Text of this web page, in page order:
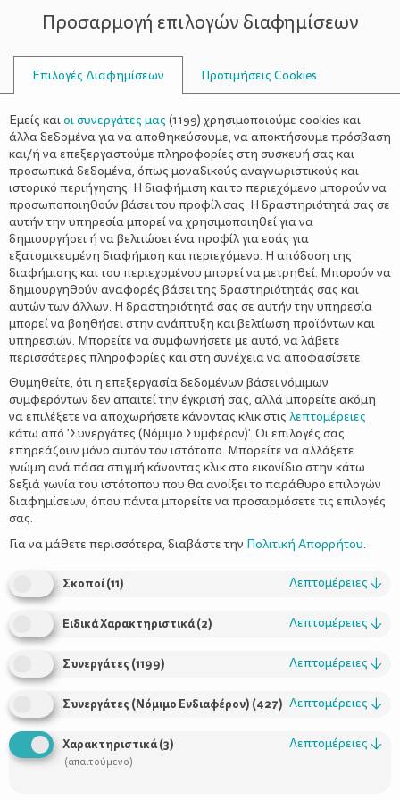
ΣΥΜΒΟΥΛΟΙ
ΔΕΚΑΤΙΑΝΌ
Χειμωνιάτικο Yogurt Parfait. Τέλειο!
Χρήσιμοι Σύνδεσμοι
Τι είναι το ΔΕΛΤΑ moms
Προσαρμογή επιλογών διαφημίσεων
Επιλογές Διαφημίσεων Προτιμήσεις Cookies
Εμείς καιοι συνεργάτες μας (1199) χρησιμοποιούμε cookies και
άλλα δεδομένα για να αποθηκεύσουμε, να αποκτήσουμε πρόσβαση
και/ή να επεξεργαστούμε πληροφορίες στη συσκευή σας και
προσωπικά δεδομένα, όπως μοναδικούς αναγνωριστικούς και
ιστορικό περιήγησης. Η διαφήμιση και το περιεχόμενο μπορούν να
προσωποποιηθούν βάσει του προφίλ σας. Η δραστηριότητά σας σε
αυτήν την υπηρεσία μπορεί να χρησιμοποιηθεί για να
δημιουργήσει ή να βελτιώσει ένα προφίλ για εσάς για
εξατομικευμένη διαφήμιση και περιεχόμενο. Η απόδοση της
διαφήμισης και του περιεχομένου μπορεί να μετρηθεί. Μπορούν να
δημιουργηθούν αναφορές βάσει της δραστηριότητάς σας και
αυτών των άλλων. Η δραστηριότητά σας σε αυτήν την υπηρεσία
μπορεί να βοηθήσει στην ανάπτυξη και βελτίωση προϊόντων και
υπηρεσιών. Μπορείτε να συμφωνήσετε με αυτό, να λάβετε
περισσότερες πληροφορίες και στη συνέχεια να αποφασίσετε.
Θυμηθείτε, ότι η επεξεργασία δεδομένων βάσει νόμιμων
συμφερόντων δεν απαιτεί την έγκρισή σας, αλλά μπορείτε ακόμη
να επιλέξετε να αποχωρήσετε κάνοντας κλικ στις λεπτομέρειες
κάτω από 'Συνεργάτες (Νόμιμο Συμφέρον)'. Οι επιλογές σας
επηρεάζουν μόνο αυτόν τον ιστότοπο. Μπορείτε να αλλάξετε
γνώμη ανά πάσα στιγμή κάνοντας κλικ στο εικονίδιο στην κάτω
δεξιά γωνία του ιστότοπου που θα ανοίξει το παράθυρο επιλογών
διαφημίσεων, όπου πάντα μπορείτε να προσαρμόσετε τις επιλογές
σας.
Για να μάθετε περισσότερα, διαβάστε την Πολιτική Απορρήτου.
Σκοποί(11) Λεπτομέρειες ↓
Ειδικά Χαρακτηριστικά(2) Λεπτομέρειες ↓
Συνεργάτες (1199) Λεπτομέρειες ↓
Συνεργάτες (Νόμιμο Ενδιαφέρον) (427) Λεπτομέρειες ↓
Χαρακτηριστικά(3)
(απαιτούμενο)
Λεπτομέρειες ↓